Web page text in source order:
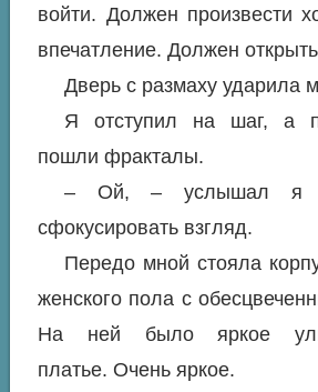
войти. Должен произвести
впечатление. Должен
Дверь с размаху ударила
Я отступил на шаг, а
пошли фракталы.
– Ой, – услышал я
сфокусировать взгляд.
Передо мной стояла
женского пола с
На ней было яркое
платье. Очень яркое.